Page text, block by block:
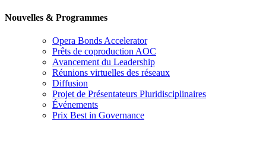
Nouvelles & Programmes
Opera Bonds Accelerator
Prêts de coproduction AOC
Avancement du Leadership
Réunions virtuelles des réseaux
Diffusion
Projet de Présentateurs Pluridisciplinaires
Événements
Prix Best in Governance